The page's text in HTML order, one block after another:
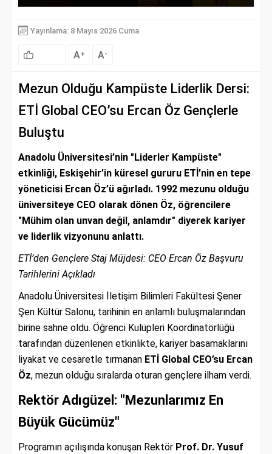
Yayınlama: 8 Mayıs 2026 Cuma
A+ A-
Mezun Olduğu Kampüste Liderlik Dersi:
ETİ Global CEO’su Ercan Öz Gençlerle
Buluştu
Anadolu Üniversitesi’nin "Liderler Kampüste"
etkinliği, Eskişehir’in küresel gururu ETİ’nin en tepe
yöneticisi Ercan Öz’ü ağırladı. 1992 mezunu olduğu
üniversiteye CEO olarak dönen Öz, öğrencilere
"Mühim olan unvan değil, anlamdır" diyerek kariyer
ve liderlik vizyonunu anlattı.
ETİ’den Gençlere Staj Müjdesi: CEO Ercan Öz Başvuru
Tarihlerini Açıkladı
Anadolu Üniversitesi İletişim Bilimleri Fakültesi Şener
Şen Kültür Salonu, tarihinin en anlamlı buluşmalarından
birine sahne oldu. Öğrenci Kulüpleri Koordinatörlüğü
tarafından düzenlenen etkinlikte, kariyer basamaklarını
liyakat ve cesaretle tırmanan ETİ Global CEO’su Ercan
Öz, mezun olduğu sıralarda oturan gençlere ilham verdi.
Rektör Adıgüzel: "Mezunlarımız En
Büyük Gücümüz"
Programın açılışında konuşan Rektör Prof. Dr. Yusuf